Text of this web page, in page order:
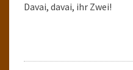
Davai, davai, ihr Zwei!